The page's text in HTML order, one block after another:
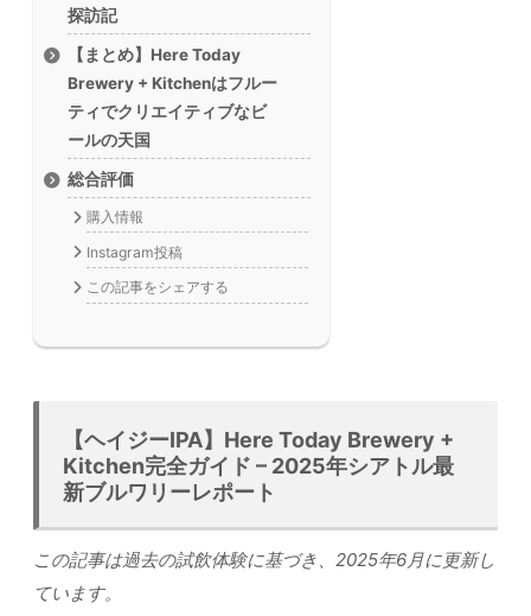
探訪記
【まとめ】Here Today
Brewery + Kitchenはフルー
ティでクリエイティブなビ
ールの天国
総合評価
購入情報
Instagram投稿
この記事をシェアする
【ヘイジーIPA】Here Today Brewery +
Kitchen完全ガイド – 2025年シアトル最
新ブルワリーレポート
この記事は過去の試飲体験に基づき、2025年6月に更新し
ています。